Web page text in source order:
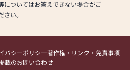
についてはお答えできない場合がご
い。
バシーポリシー著作権・リンク・免責事項
載のお問い合わせ